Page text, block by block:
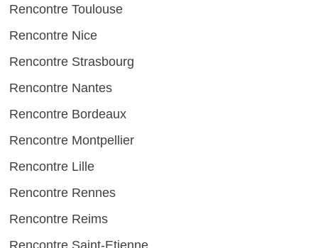
Rencontre Toulouse
Rencontre Nice
Rencontre Strasbourg
Rencontre Nantes
Rencontre Bordeaux
Rencontre Montpellier
Rencontre Lille
Rencontre Rennes
Rencontre Reims
Rencontre Saint-Etienne